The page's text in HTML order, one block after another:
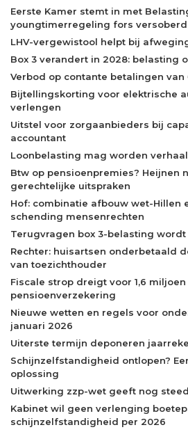
Eerste Kamer stemt in met
youngtimerregeling fors versoberd
LHV-vergewistool helpt bij
Box 3 verandert in 2028: belasting
Verbod op contante betalingen van
Bijtellingskorting voor elektrische
verlengen
Uitstel voor zorgaanbieders bij
accountant
Loonbelasting mag worden
Btw op pensioenpremies? Heijnen
gerechtelijke uitspraken
Hof: combinatie afbouw wet-Hillen
schending mensenrechten
Terugvragen box 3-belasting wordt
Rechter: huisartsen onderbetaald
van toezichthouder
Fiscale strop dreigt voor 1,6
pensioenverzekering
Nieuwe wetten en regels voor
januari 2026
Uiterste termijn deponeren
Schijnzelfstandigheid ontlopen?
oplossing
Uitwerking zzp-wet geeft nog
Kabinet wil geen verlenging
schijnzelfstandigheid per 2026